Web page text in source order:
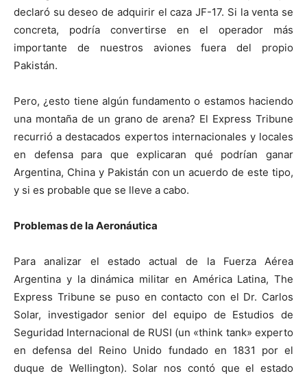
declaró su deseo de adquirir el caza JF-17. Si la venta se
concreta, podría convertirse en el operador más
importante de nuestros aviones fuera del propio
Pakistán.
Pero, ¿esto tiene algún fundamento o estamos haciendo
una montaña de un grano de arena? El Express Tribune
recurrió a destacados expertos internacionales y locales
en defensa para que explicaran qué podrían ganar
Argentina, China y Pakistán con un acuerdo de este tipo,
y si es probable que se lleve a cabo.
Problemas de la Aeronáutica
Para analizar el estado actual de la Fuerza Aérea
Argentina y la dinámica militar en América Latina, The
Express Tribune se puso en contacto con el Dr. Carlos
Solar, investigador senior del equipo de Estudios de
Seguridad Internacional de RUSI (un «think tank» experto
en defensa del Reino Unido fundado en 1831 por el
duque de Wellington). Solar nos contó que el estado